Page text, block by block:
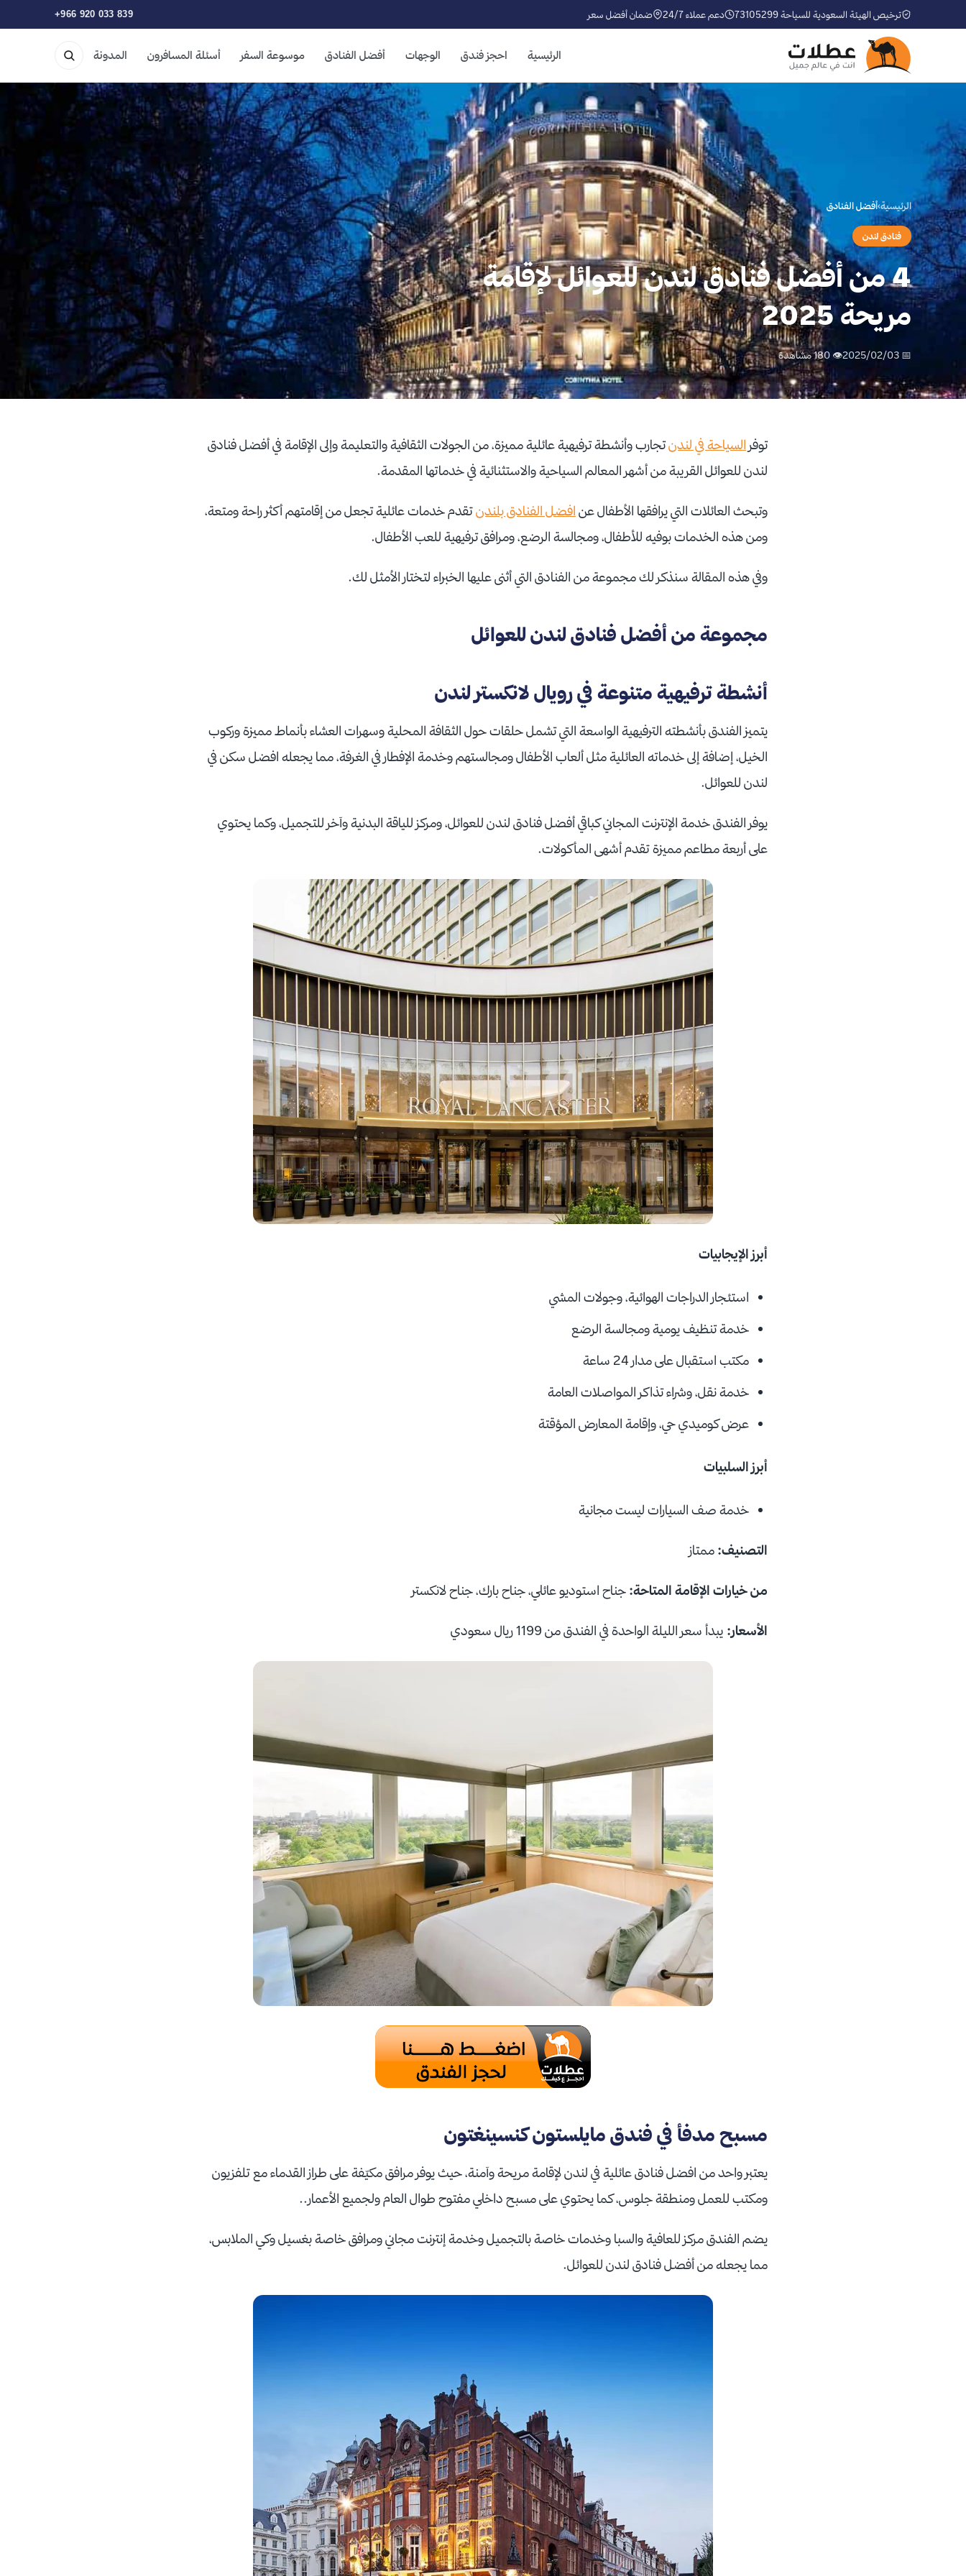
ترخيص الهيئة السعودية للسياحة 73105299 دعم عملاء 24/7 ضمان أفضل سعر +966 920 033 839
الرئيسية احجز فندق الوجهات أفضل الفنادق موسوعة السفر أسئلة المسافرون المدونة
الرئيسية›أفضل الفنادق
فنادق لندن
4 من أفضل فنادق لندن للعوائل لإقامة
مريحة 2025
📅 2025/02/03 👁 180 مشاهدة
توفر السياحة في لندنتجارب وأنشطة ترفيهية عائلية مميزة، من الجولات الثقافية والتعليمة وإلى الإقامة في أفضل فنادق
لندن للعوائل القريبة من أشهر المعالم السياحية والاستثنائية في خدماتها المقدمة.
وتبحث العائلات التي يرافقها الأطفال عن افضل الفنادق بلندنتقدم خدمات عائلية تجعل من إقامتهم أكثر راحة ومتعة،
ومن هذه الخدمات بوفيه للأطفال، ومجالسة الرضع، ومرافق ترفيهية للعب الأطفال.
وفي هذه المقالة سنذكر لك مجموعة من الفنادق التي أثنى عليها الخبراء لتختار الأمثل لك.
مجموعة من أفضل فنادق لندن للعوائل
أنشطة ترفيهية متنوعة في رويال لانكستر لندن
يتميز الفندق بأنشطته الترفيهية الواسعة التي تشمل حلقات حول الثقافة المحلية وسهرات العشاء بأنماط مميزة وركوب
الخيل، إضافة إلى خدماته العائلية مثل ألعاب الأطفال ومجالستهم وخدمة الإفطار في الغرفة، مما يجعله افضل سكن في
لندن للعوائل.
يوفر الفندق خدمة الإنترنت المجاني كباقي أفضل فنادق لندن للعوائل، ومركز للياقة البدنية وآخر للتجميل، وكما يحتوي
على أربعة مطاعم مميزة تقدم أشهى المأكولات.
أبرز الإيجابيات
استئجار الدراجات الهوائية، وجولات المشي
خدمة تنظيف يومية ومجالسة الرضع
مكتب استقبال على مدار 24 ساعة
خدمة نقل، وشراء تذاكر المواصلات العامة
عرض كوميدي حي، وإقامة المعارض المؤقتة
أبرز السلبيات
خدمة صف السيارات ليست مجانية
التصنيف: ممتاز
من خيارات الإقامة المتاحة: جناح استوديو عائلي، جناح بارك، جناح لانكستر
الأسعار: يبدأ سعر الليلة الواحدة في الفندق من 1199 ريال سعودي
مسبح مدفأ في فندق مايلستون كنسينغتون
يعتبر واحد من افضل فنادق عائلية في لندن لإقامة مريحة وآمنة، حيث يوفر مرافق مكيّفة على طراز القدماء مع تلفزيون
ومكتب للعمل ومنطقة جلوس، كما يحتوي على مسبح داخلي مفتوح طوال العام ولجميع الأعمار..
يضم الفندق مركز للعافية والسبا وخدمات خاصة بالتجميل وخدمة إنترنت مجاني ومرافق خاصة بغسيل وكي الملابس،
مما يجعله من أفضل فنادق لندن للعوائل.